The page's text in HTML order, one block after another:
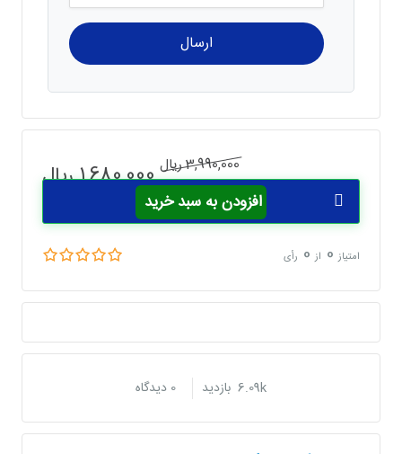
3,990,000ریال
اصلی
3,990,000 ریال
1,680,000ریال
افزودن به سبد خرید
3990000
1680000 تومان
امتیاز 0 از 0 رأی
6.09k بازدید